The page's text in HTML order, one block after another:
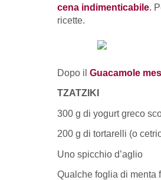
cena indimenticabile.
ricette.
Dopo il Guacamole
TZATZIKI
300 g di yogurt greco
200 g di tortarelli (o
Uno spicchio d’aglio
Qualche foglia di menta